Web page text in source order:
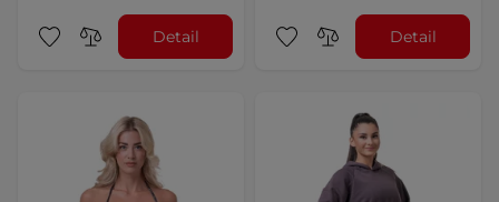
Detail Detail